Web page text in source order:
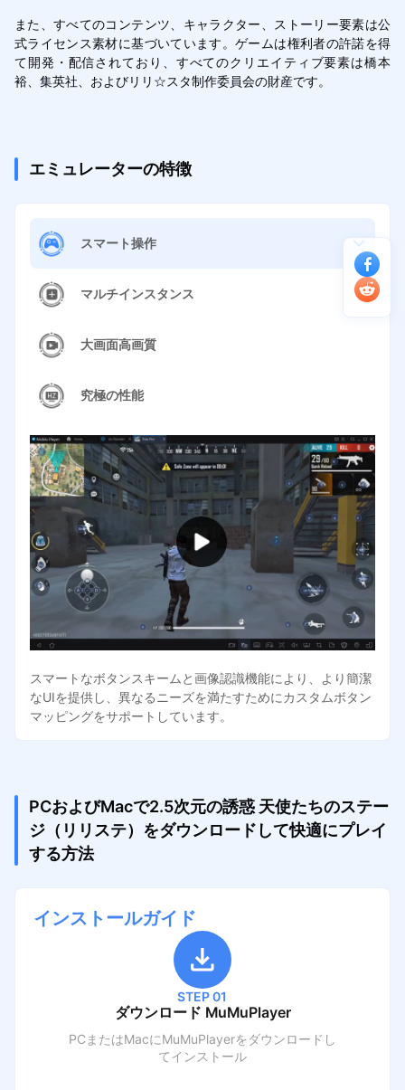
また、すべてのコンテンツ、キャラクター、ストーリー要素は公
式ライセンス素材に基づいています。ゲームは権利者の許諾を得
て開発・配信されており、すべてのクリエイティブ要素は橋本
裕、集英社、およびリリ☆スタ制作委員会の財産です。
エミュレーターの特徴
スマート操作
マルチインスタンス
大画面高画質
究極の性能
スマートなボタンスキームと画像認識機能により、より簡潔
なUIを提供し、異なるニーズを満たすためにカスタムボタン
マッピングをサポートしています。
PCおよびMacで2.5次元の誘惑 天使たちのステー
ジ（リリステ）をダウンロードして快適にプレイ
する方法
インストールガイド
STEP 01
ダウンロード MuMuPlayer
PCまたはMacにMuMuPlayerをダウンロードし
てインストール